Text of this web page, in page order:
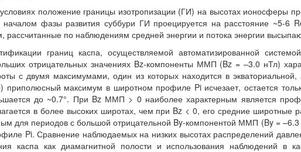
положение границы изотропизации (ГИ) на высотах ионосферы
началом фазы развития суббури ГИ проецируется на расстояние ~5-6
рассчитанные по наблюдениям средней энергии и потока энергии
границ каспа, осуществляемой автоматизированной
отрицательных значениях Bz-компоненты ММП (Bz = –3.0 нТл)
с двумя максимумами, один из которых находится в
максимум в широтном профиле Pi исчезает, остается
до ~0.7°. При Bz ММП > 0 наиболее характерным является
в более высоких широтах, чем при Bz < 0, его средние широтные
для периодов с большой отрицательной By-компонентой ММП (By =
Pi. Сравнение наблюдаемых на низких высотах распределений
каспа как диамагнитной полости и использования наблюдений в